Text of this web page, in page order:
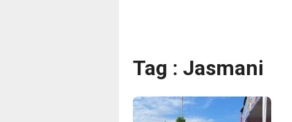
Tag : Jasmani